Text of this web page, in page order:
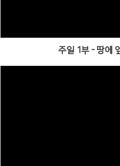
주일 1부 - 땅에